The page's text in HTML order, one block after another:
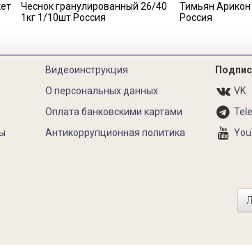
Чеснок гранулированный 26/40
1кг 1/10шт Россия
Тимьян Арикон
Россия
Видеоинструкция
О персональных данных
Оплата банковскими картами
Антикоррупционная политика
VK